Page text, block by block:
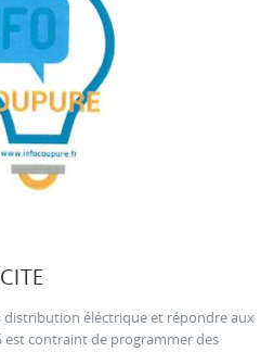
distribution éléctrique et répondre aux
est contraint de programmer des